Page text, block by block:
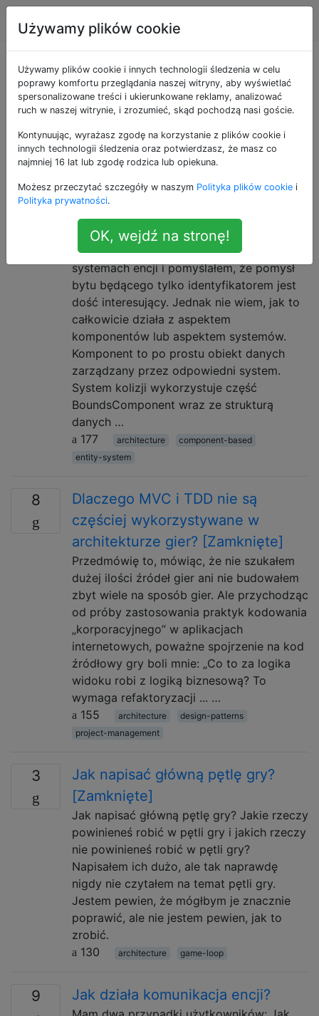
Produkcja gier
Pytania otagowane
jako architecture
Jaka jest struktura kodu. W przypadku pytań
dotyczących wewnętrznej konstrukcji silnika gry.
1
Jaka jest rola „systemów” w
architekturze jednostek opartej na
komponentach?
Dużo czytałem o komponentach i
systemach encji i pomyślałem, że pomysł
bytu będącego tylko identyfikatorem jest
dość interesujący. Jednak nie wiem, jak to
całkowicie działa z aspektem
komponentów lub aspektem systemów.
Komponent to po prostu obiekt danych
zarządzany przez odpowiedni system.
System kolizji wykorzystuje część
BoundsComponent wraz ze strukturą
danych …
177
architecture
component-based
entity-system
8
Dlaczego MVC i TDD nie są
częściej wykorzystywane w
architekturze gier? [Zamknięte]
Przedmówię to, mówiąc, że nie szukałem
dużej ilości źródeł gier ani nie budowałem
zbyt wiele na sposób gier. Ale przychodząc
od próby zastosowania praktyk kodowania
„korporacyjnego” w aplikacjach
internetowych, poważne spojrzenie na kod
źródłowy gry boli mnie: „Co to za logika
widoku robi z logiką biznesową? To
wymaga refaktoryzacji ... …
155
architecture
design-patterns
project-management
3
Jak napisać główną pętlę gry?
[Zamknięte]
Jak napisać główną pętlę gry? Jakie rzeczy
powinieneś robić w pętli gry i jakich rzeczy
nie powinieneś robić w pętli gry?
Napisałem ich dużo, ale tak naprawdę
nigdy nie czytałem na temat pętli gry.
Jestem pewien, że mógłbym je znacznie
poprawić, ale nie jestem pewien, jak to
zrobić.
130
architecture game-loop
9 Jak działa komunikacja encji?
Używamy plików cookie
Używamy plików cookie i innych technologii śledzenia w celu
poprawy komfortu przeglądania naszej witryny, aby wyświetlać
spersonalizowane treści i ukierunkowane reklamy, analizować
ruch w naszej witrynie, i zrozumieć, skąd pochodzą nasi goście.
Kontynuując, wyrażasz zgodę na korzystanie z plików cookie i
innych technologii śledzenia oraz potwierdzasz, że masz co
najmniej 16 lat lub zgodę rodzica lub opiekuna.
Możesz przeczytać szczegóły w naszym Polityka plików cookie i
Polityka prywatności.
OK, wejdź na stronę!